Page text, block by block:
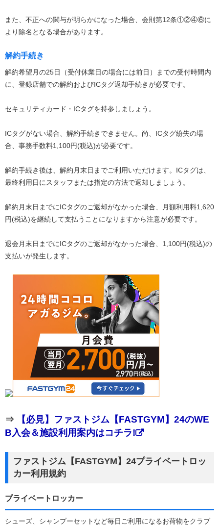
また、不正への関与が明らかになった場合、会則第12条①②④⑥に
より除名となる場合があります。
解約手続き
解約希望月の25日（受付休業日の場合には前日）までの受付時間内
に、登録店舗での解約およびICタグ返却手続きが必要です。
セキュリティカード・ICタグを持参しましょう。
ICタグがない場合、解約手続きできません。尚、ICタグ紛失の場
合、事務手数料1,100円(税込)が必要です。
解約手続き後は、解約月末日までご利用いただけます。ICタグは、
最終利用日にスタッフまたは指定の方法で返却しましょう。
解約月末日までにICタグのご返却がなかった場合、月額利用料1,620
円(税込)を継続して支払うことになりますから注意が必要です。
退会月末日までにICタグのご返却がなかった場合、1,100円(税込)の
支払いが発生します。
⇒
【必見】ファストジム【FASTGYM】24のWE
B入会＆施設利用案内はコチラ!
ファストジム【FASTGYM】24プライベートロッ
カー利用規約
プライベートロッカー
シューズ、シャンプーセットなど毎日ご利用になるお荷物をクラブ